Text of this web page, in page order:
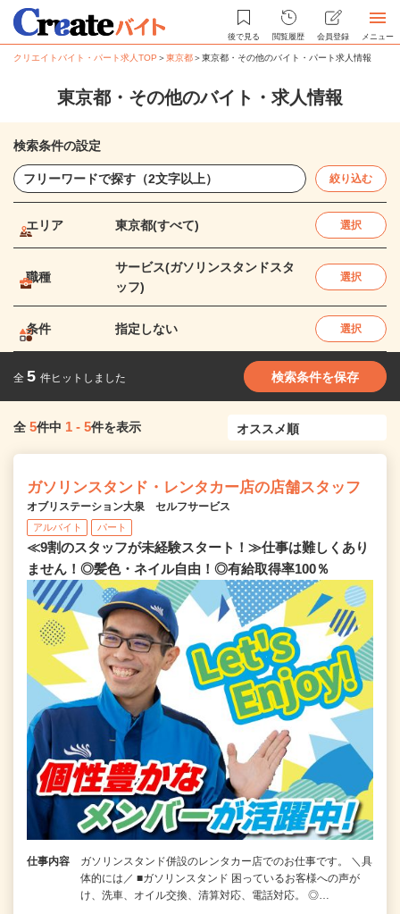
後で見る 閲覧履歴 会員登録 メニュー
クリエイトバイト・パート求人TOP ＞東京都＞東京都・その他のバイト・パート求人情報
東京都・その他のバイト・求人情報
検索条件の設定
絞り込む
エリア 東京都(すべて) 選択
職種
サービス(ガソリンスタンドスタ
ッフ)
選択
条件 指定しない 選択
全 5 件ヒットしました 検索条件を保存
全 5件中 1 - 5件を表示
ガソリンスタンド・レンタカー店の店舗スタッフ
オブリステーション大泉 セルフサービス
アルバイト パート
≪9割のスタッフが未経験スタート！≫仕事は難しくあり
ません！◎髪色・ネイル自由！◎有給取得率100％
仕事内容
ガソリンスタンド併設のレンタカー店でのお仕事です。 ＼具
体的には／ ■ガソリンスタンド 困っているお客様への声が
け、洗車、オイル交換、清算対応、電話対応。 ◎…